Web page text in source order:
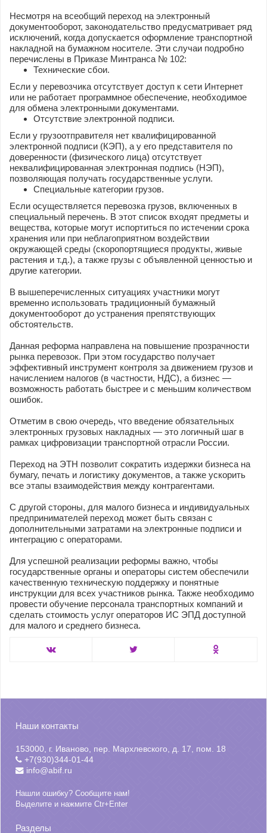
Несмотря на всеобщий переход на электронный
документооборот, законодательство предусматривает ряд
исключений, когда допускается оформление транспортной
накладной на бумажном носителе. Эти случаи подробно
перечислены в Приказе Минтранса № 102:
Технические сбои.
Если у перевозчика отсутствует доступ к сети Интернет
или не работает программное обеспечение, необходимое
для обмена электронными документами.
Отсутствие электронной подписи.
Если у грузоотправителя нет квалифицированной
электронной подписи (КЭП), а у его представителя по
доверенности (физического лица) отсутствует
неквалифицированная электронная подпись (НЭП),
позволяющая получать государственные услуги.
Специальные категории грузов.
Если осуществляется перевозка грузов, включенных в
специальный перечень. В этот список входят предметы и
вещества, которые могут испортиться по истечении срока
хранения или при неблагоприятном воздействии
окружающей среды (скоропортящиеся продукты, живые
растения и т.д.), а также грузы с объявленной ценностью и
другие категории.
В вышеперечисленных ситуациях участники могут
временно использовать традиционный бумажный
документооборот до устранения препятствующих
обстоятельств.
Данная реформа направлена на повышение прозрачности
рынка перевозок. При этом государство получает
эффективный инструмент контроля за движением грузов и
начислением налогов (в частности, НДС), а бизнес —
возможность работать быстрее и с меньшим количеством
ошибок.
Отметим в свою очередь, что введение обязательных
электронных грузовых накладных — это логичный шаг в
рамках цифровизации транспортной отрасли России.
Переход на ЭТН позволит сократить издержки бизнеса на
бумагу, печать и логистику документов, а также ускорить
все этапы взаимодействия между контрагентами.
С другой стороны, для малого бизнеса и индивидуальных
предпринимателей переход может быть связан с
дополнительными затратами на электронные подписи и
интеграцию с операторами.
Для успешной реализации реформы важно, чтобы
государственные органы и операторы систем обеспечили
качественную техническую поддержку и понятные
инструкции для всех участников рынка. Также необходимо
провести обучение персонала транспортных компаний и
сделать стоимость услуг операторов ИС ЭПД доступной
для малого и среднего бизнеса.
Наши контакты
153000, г. Иваново, пер. Мархлевского, д. 17, пом. 18
+7(930)344-01-44
info@abif.ru
Нашли ошибку? Сообщите нам!
Выделите и нажмите Ctr+Enter
Разделы